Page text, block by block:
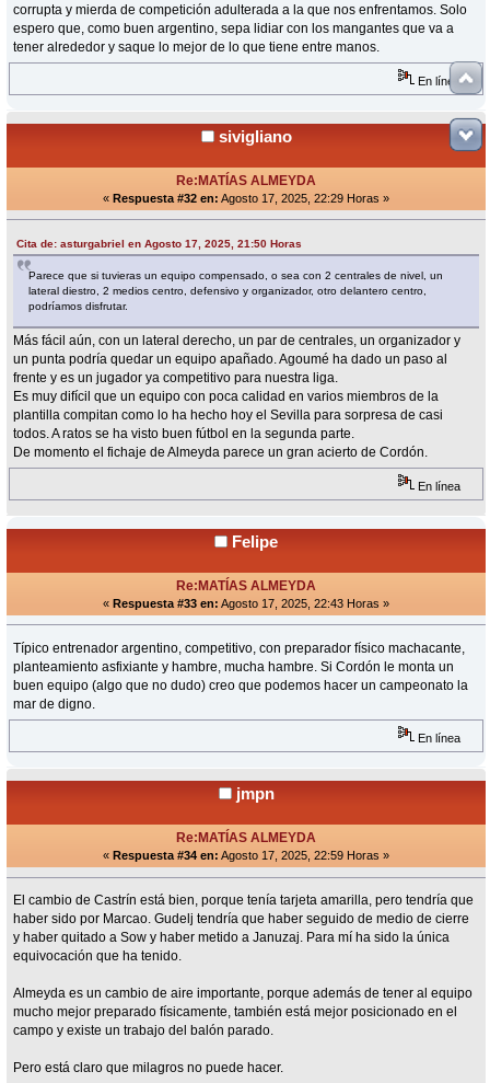
corrupta y mierda de competición adulterada a la que nos enfrentamos. Solo
espero que, como buen argentino, sepa lidiar con los mangantes que va a
tener alrededor y saque lo mejor de lo que tiene entre manos.
En línea
sivigliano
Re:MATÍAS ALMEYDA
« Respuesta #32 en: Agosto 17, 2025, 22:29 Horas »
Cita de: asturgabriel en Agosto 17, 2025, 21:50 Horas
Parece que si tuvieras un equipo compensado, o sea con 2 centrales de nivel, un
lateral diestro, 2 medios centro, defensivo y organizador, otro delantero centro,
podríamos disfrutar.
Más fácil aún, con un lateral derecho, un par de centrales, un organizador y
un punta podría quedar un equipo apañado. Agoumé ha dado un paso al
frente y es un jugador ya competitivo para nuestra liga.
Es muy difícil que un equipo con poca calidad en varios miembros de la
plantilla compitan como lo ha hecho hoy el Sevilla para sorpresa de casi
todos. A ratos se ha visto buen fútbol en la segunda parte.
De momento el fichaje de Almeyda parece un gran acierto de Cordón.
En línea
Felipe
Re:MATÍAS ALMEYDA
« Respuesta #33 en: Agosto 17, 2025, 22:43 Horas »
Típico entrenador argentino, competitivo, con preparador físico machacante,
planteamiento asfixiante y hambre, mucha hambre. Si Cordón le monta un
buen equipo (algo que no dudo) creo que podemos hacer un campeonato la
mar de digno.
En línea
jmpn
Re:MATÍAS ALMEYDA
« Respuesta #34 en: Agosto 17, 2025, 22:59 Horas »
El cambio de Castrín está bien, porque tenía tarjeta amarilla, pero tendría que
haber sido por Marcao. Gudelj tendría que haber seguido de medio de cierre
y haber quitado a Sow y haber metido a Januzaj. Para mí ha sido la única
equivocación que ha tenido.
Almeyda es un cambio de aire importante, porque además de tener al equipo
mucho mejor preparado físicamente, también está mejor posicionado en el
campo y existe un trabajo del balón parado.
Pero está claro que milagros no puede hacer.